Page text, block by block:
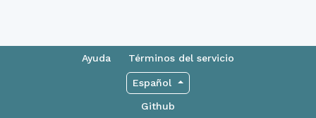
Ayuda Términos del servicio
Español
Github